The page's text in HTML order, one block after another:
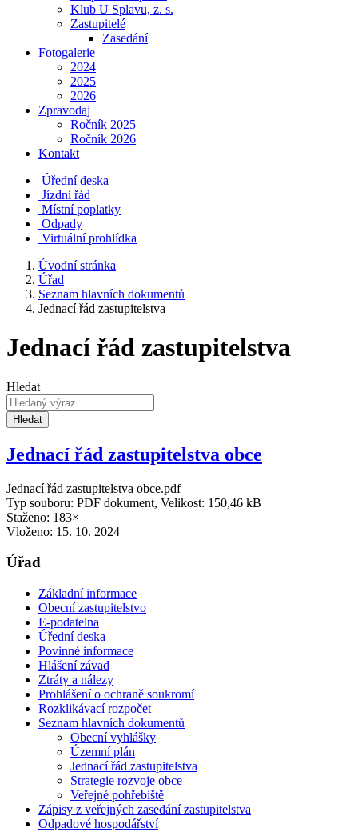
Klub U Splavu, z. s.
Zastupitelé
Zasedání
Fotogalerie
2024
2025
2026
Zpravodaj
Ročník 2025
Ročník 2026
Kontakt
Úřední deska
Jízdní řád
Místní poplatky
Odpady
Virtuální prohlídka
Úvodní stránka
Úřad
Seznam hlavních dokumentů
Jednací řád zastupitelstva
Jednací řád zastupitelstva
Hledat
Hledat
Jednací řád zastupitelstva obce
Jednací řád zastupitelstva obce.pdf
Typ souboru: PDF dokument, Velikost: 150,46 kB
Staženo: 183×
Vloženo: 15. 10. 2024
Úřad
Základní informace
Obecní zastupitelstvo
E-podatelna
Úřední deska
Povinné informace
Hlášení závad
Ztráty a nálezy
Prohlášení o ochraně soukromí
Rozklikávací rozpočet
Seznam hlavních dokumentů
Obecní vyhlášky
Územní plán
Jednací řád zastupitelstva
Strategie rozvoje obce
Veřejné pohřebiště
Zápisy z veřejných zasedání zastupitelstva
Odpadové hospodářství